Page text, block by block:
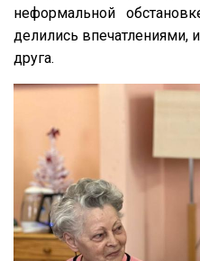
неформальной
делились впечатлениями,
друга.